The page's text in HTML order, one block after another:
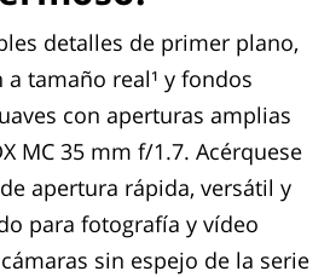
detalles de primer plano,
tamaño real¹ y fondos
con aperturas amplias
MC 35 mm f/1.7. Acérquese
apertura rápida, versátil y
para fotografía y vídeo
sin espejo de la serie